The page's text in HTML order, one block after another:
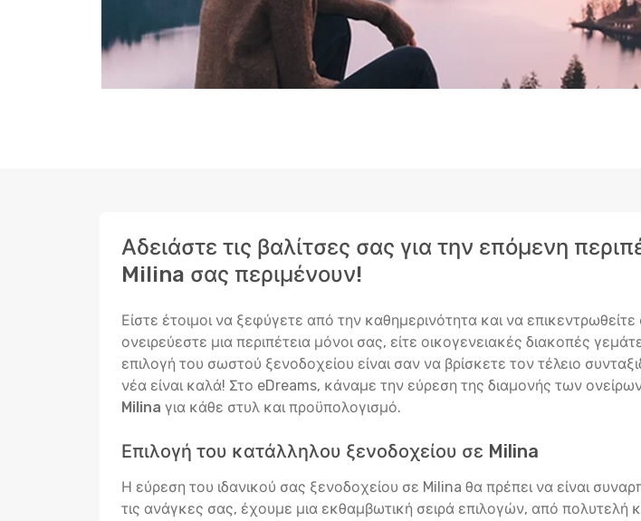
Αδειάστε τις βαλίτσες σας για την επόμενη
Milina σας περιμένουν!
Είστε έτοιμοι να ξεφύγετε από την καθημερινότητα και να
ονειρεύεστε μια περιπέτεια μόνοι σας, είτε οικογενειακές διακοπές
επιλογή του σωστού ξενοδοχείου είναι σαν να βρίσκετε τον τέλειο
νέα είναι καλά! Στο eDreams, κάναμε την εύρεση της διαμονής των
Milina για κάθε στυλ και προϋπολογισμό.
Επιλογή του κατάλληλου ξενοδοχείου σε Milina
Η εύρεση του ιδανικού σας ξενοδοχείου σε Milina θα πρέπει να είναι
τις ανάγκες σας, έχουμε μια εκθαμβωτική σειρά επιλογών, από πολυτελή